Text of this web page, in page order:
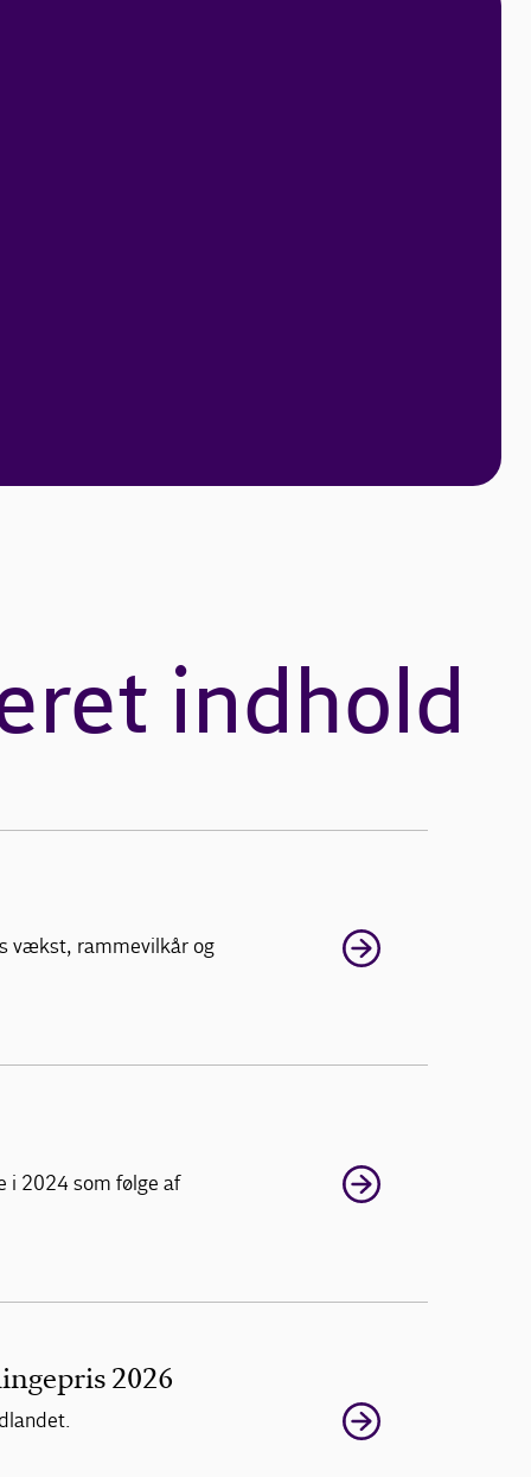
indhold
vækst, rammevilkår og
i 2024 som følge af
2026